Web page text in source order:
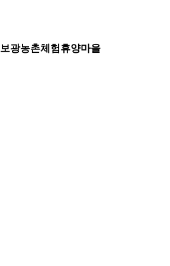
보광농촌체험휴양마을